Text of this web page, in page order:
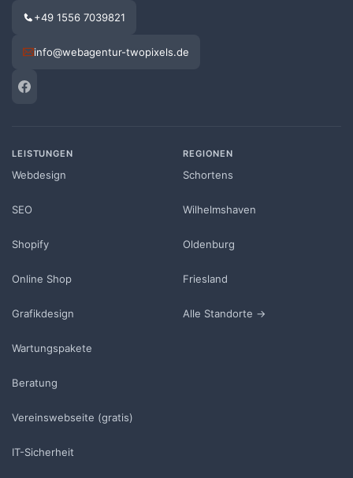
+49 1556 7039821
info@webagentur-twopixels.de
LEISTUNGEN
Webdesign
SEO
Shopify
Online Shop
Grafikdesign
Wartungspakete
Beratung
Vereinswebseite (gratis)
IT-Sicherheit
REGIONEN
Schortens
Wilhelmshaven
Oldenburg
Friesland
Alle Standorte →